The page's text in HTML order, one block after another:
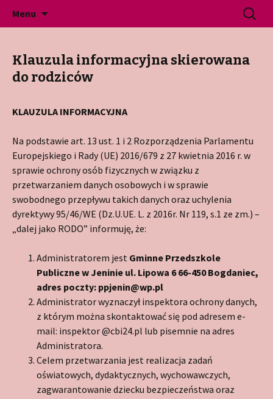
Przedszkole Jenin
Gminne Przedszkole Publiczne w Jeninie
Menu Szukaj:
Klauzula informacyjna skierowana
do rodziców
KLAUZULA INFORMACYJNA
Na podstawie art. 13 ust. 1 i 2 Rozporządzenia Parlamentu
Europejskiego i Rady (UE) 2016/679 z 27 kwietnia 2016 r. w
sprawie ochrony osób fizycznych w związku z
przetwarzaniem danych osobowych i w sprawie
swobodnego przepływu takich danych oraz uchylenia
dyrektywy 95/46/WE (Dz.U.UE. L. z 2016r. Nr 119, s.1 ze zm.) –
„dalej jako RODO” informuję, że:
Administratorem jest Gminne Przedszkole
Publiczne w Jeninie ul. Lipowa 6 66-450 Bogdaniec,
adres poczty: ppjenin@wp.pl
Administrator wyznaczył inspektora ochrony danych,
z którym można skontaktować się pod adresem e-
mail: inspektor @cbi24.pl lub pisemnie na adres
Administratora.
Celem przetwarzania jest realizacja zadań
oświatowych, dydaktycznych, wychowawczych,
zagwarantowanie dziecku bezpieczeństwa oraz